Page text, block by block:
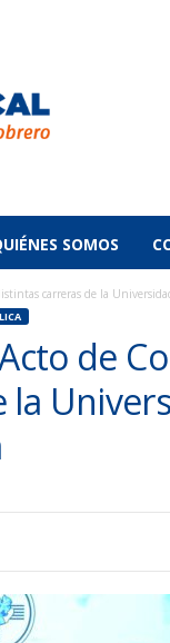
SOMOS
carreras de la
de
la